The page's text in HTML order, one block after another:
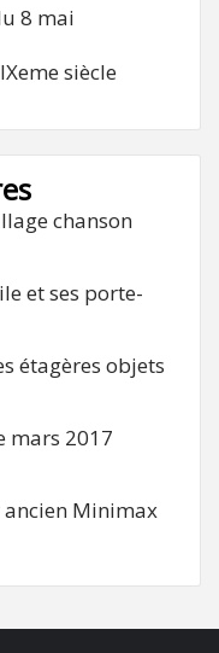
8 mai
siècle
chanson
et ses porte-
étagères objets
mars 2017
Minimax